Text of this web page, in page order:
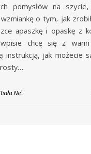
pomysłów na szycie,
o tym, jak
apaszkę i opaskę z
chcę się z wami
instrukcją, jak możecie
Nić